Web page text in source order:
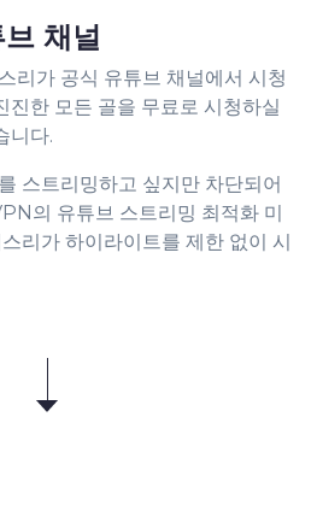
채널
리가 공식 유튜브 채널에서 시청
진한 모든 골을 무료로 시청하실
니다.
스트리밍하고 싶지만 차단되어
의 유튜브 스트리밍 최적화 미
리가 하이라이트를 제한 없이 시